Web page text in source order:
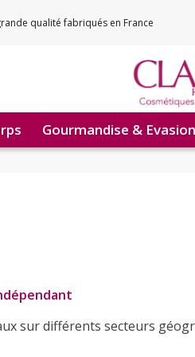
qualité fabriqués en France
Gourmandise & Evasion
sur différents secteurs